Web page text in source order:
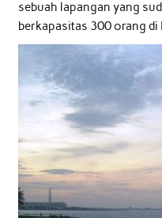
sebuah lapangan yang
berkapasitas 300 orang